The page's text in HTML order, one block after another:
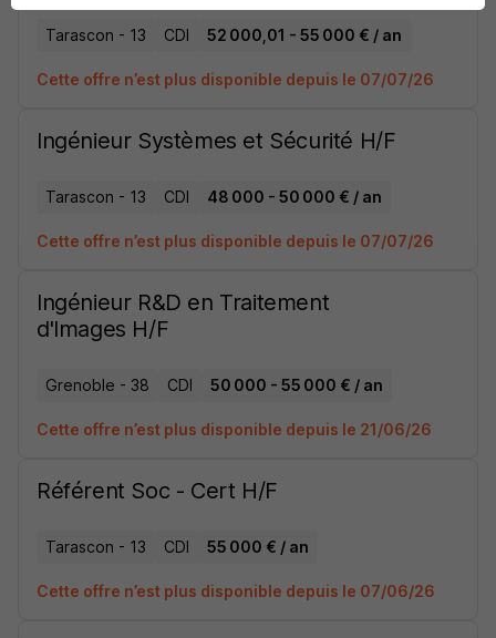
Tarascon - 13 CDI 52 000,01 - 55 000 € / an
Cette offre n’est plus disponible depuis le 07/07/26
Ingénieur Systèmes et Sécurité H/F
Tarascon - 13 CDI 48 000 - 50 000 € / an
Cette offre n’est plus disponible depuis le 07/07/26
Ingénieur R&D en Traitement
d'Images H/F
Grenoble - 38 CDI 50 000 - 55 000 € / an
Cette offre n’est plus disponible depuis le 21/06/26
Référent Soc - Cert H/F
Tarascon - 13 CDI 55 000 € / an
Cette offre n’est plus disponible depuis le 07/06/26